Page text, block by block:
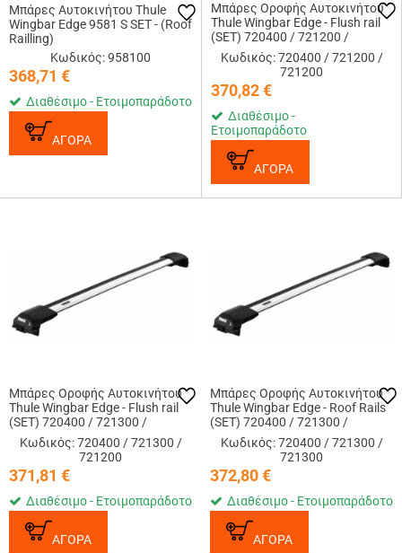
Μπάρες Αυτοκινήτου Thule
Wingbar Edge 9581 S SET - (Roof
Railling)
Κωδικός: 958100
368,71 €
Διαθέσιμο - Ετοιμοπαράδοτο
ΑΓΟΡΑ
Μπάρες Οροφής Αυτοκινήτου
Thule Wingbar Edge - Flush rail
(SET) 720400 / 721200 /
721200
Κωδικός: 720400 / 721200 /
721200
370,82€
Διαθέσιμο -
Ετοιμοπαράδοτο
ΑΓΟΡΑ
Μπάρες Οροφής Αυτοκινήτου
Thule Wingbar Edge - Flush rail
(SET) 720400 / 721300 /
721200
Κωδικός: 720400 / 721300 /
721200
371,81 €
Διαθέσιμο - Ετοιμοπαράδοτο
ΑΓΟΡΑ
Μπάρες Οροφής Αυτοκινήτου
Thule Wingbar Edge - Roof Rails
(SET) 720400 / 721300 /
721300 SET - (Roof Railling)
Κωδικός: 720400 / 721300 /
721300
372,80€
Διαθέσιμο - Ετοιμοπαράδοτο
ΑΓΟΡΑ